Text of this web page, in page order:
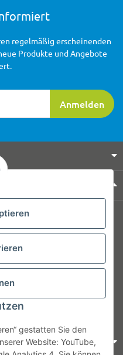
gestatten Sie den
Website: YouTube,
Anmelden
regelmäßig erscheinenden
Produkte und Angebote